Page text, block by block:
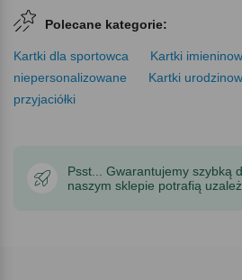
Polecane kategorie:
Kartki dla sportowca Kartki
niepersonalizowane
Kartki
przyjaciółki
Psst... Gwarantujemy szybką
naszym sklepie potrafią